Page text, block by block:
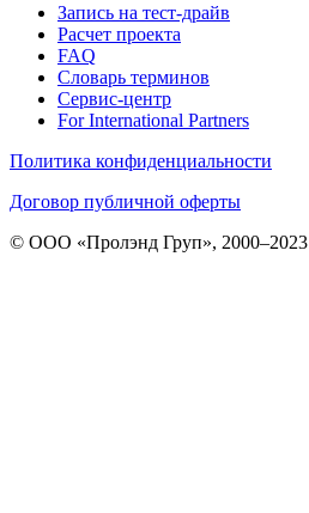
Запись на тест-драйв
Расчет проекта
FAQ
Словарь терминов
Сервис-центр
For International Partners
Политика конфиденциальности
Договор публичной оферты
© ООО «Пролэнд Груп», 2000–2023